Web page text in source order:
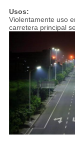
Usos:
Violentamente uso
carretera principal